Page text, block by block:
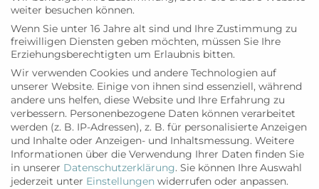
D.O. Mallorca Pla i Llevant
Armero i Adrover Negre Collita de Fruits,
0,75-l-Flasche
Jahrgang: 2018
Rebsorten: 60 % Callet, 30 %
Merlot/Cabernet Sauvignon, 10 % Merlot
Alkoholgehalt: 13,5 % vol.
Barriqueausbau: 10 Monate in neuen
amerikanischen und französischen
Eichenfässern
weiter besuchen können.
Wenn Sie unter 16 Jahre alt sind und Ihre Zustimmung zu
freiwilligen Diensten geben möchten, müssen Sie Ihre
Erziehungsberechtigten um Erlaubnis bitten.
Wir verwenden Cookies und andere Technologien auf
unserer Website. Einige von ihnen sind essenziell, während
andere uns helfen, diese Website und Ihre Erfahrung zu
verbessern. Personenbezogene Daten können verarbeitet
werden (z. B. IP-Adressen), z. B. für personalisierte Anzeigen
und Inhalte oder Anzeigen- und Inhaltsmessung. Weitere
Informationen über die Verwendung Ihrer Daten finden Sie
in unserer Datenschutzerklärung. Sie können Ihre Auswahl
jederzeit unter Einstellungen widerrufen oder anpassen.